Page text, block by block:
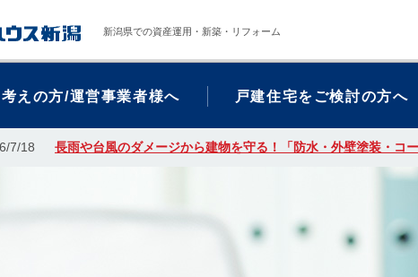
新潟県での資産運用・新築・リフォーム
えの方/運営事業者様へ 戸建住宅をご検討の方へ
7/18 長雨や台風のダメージから建物を守る！「防水・外壁塗装・コ